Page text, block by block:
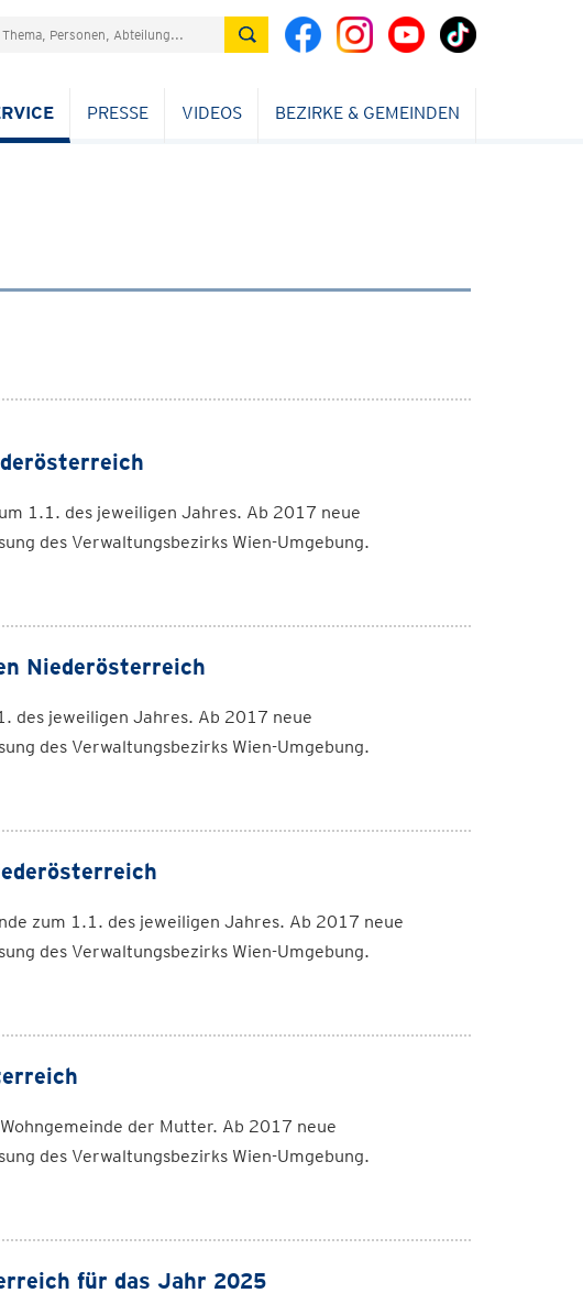
Suchefeld
PRESSE VIDEOS BEZIRKE & GEMEINDEN
1.1. des jeweiligen Jahres. Ab 2017 neue
des Verwaltungsbezirks Wien-Umgebung.
Niederösterreich
des jeweiligen Jahres. Ab 2017 neue
des Verwaltungsbezirks Wien-Umgebung.
zum 1.1. des jeweiligen Jahres. Ab 2017 neue
des Verwaltungsbezirks Wien-Umgebung.
der Mutter. Ab 2017 neue
des Verwaltungsbezirks Wien-Umgebung.
für das Jahr 2025